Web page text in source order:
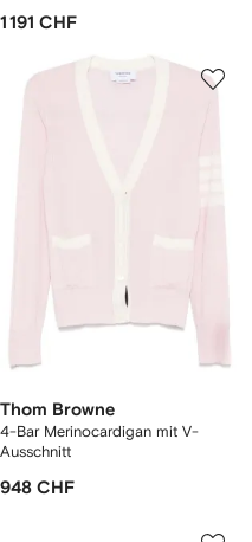
1 191 CHF
Thom Browne
4-Bar Merinocardigan mit V-
Ausschnitt
948 CHF